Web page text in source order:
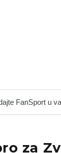
FanSport u
za